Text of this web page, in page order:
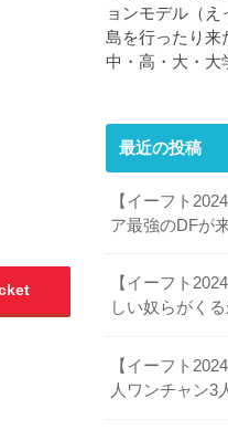
ョンモデル（
島を行ったり来
中・高・大・大
最近の投稿
【イーフト
ア最強のDFが
【イーフト
しい奴らがく
【イーフト
人ワンチャン3